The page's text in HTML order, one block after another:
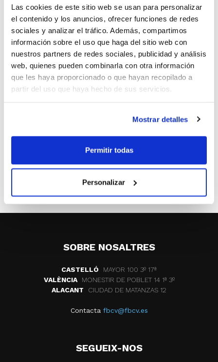
Las cookies de este sitio web se usan para personalizar
el contenido y los anuncios, ofrecer funciones de redes
sociales y analizar el tráfico. Además, compartimos
información sobre el uso que haga del sitio web con
nuestros partners de redes sociales, publicidad y análisis
web, quienes pueden combinarla con otra información
que les haya proporcionado o que hayan recopilado a
partir del uso que haya hecho de sus servicios.
Mostrar detalles
Permitir todas
Personalizar
XXXV Curso de Entrenador Superior, que este año
impartirá los contenidos de la fase presencial en
Zaragoza del 16 al 31 de julio.
El ámbito del Curso es nacional con una carga lectiva
total de 750 horas en Formato Semipresencial, al que
hay que incluirle el Período de Prácticas y el Proyecto
Final.
ETIQUETES zaragoza curso superior
SOBRE NOSALTRES
CASTELLÓ
MAYOR 100 3º 17ª
VALÈNCIA
MONESTIR DE POBLET 14 1ª 3º
ALACANT
CIUDAD DE MATANZAS 12
Contacta fbcv@fbcv.es
SEGUEIX-NOS